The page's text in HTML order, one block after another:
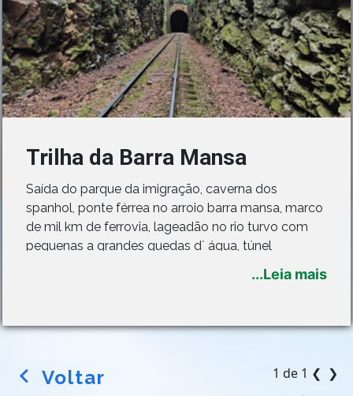
Trilha da Barra Mansa
Saída do parque da imigração, caverna dos
spanhol, ponte férrea no arroio barra mansa, marco
de mil km de ferrovia, lageadão no rio turvo com
pequenas a grandes quedas d´ água, túnel
paisagens retornamos para o centro da cidade.
...Leia mais
arrow_back_ios Voltar 1 de 1 ❮ ❯